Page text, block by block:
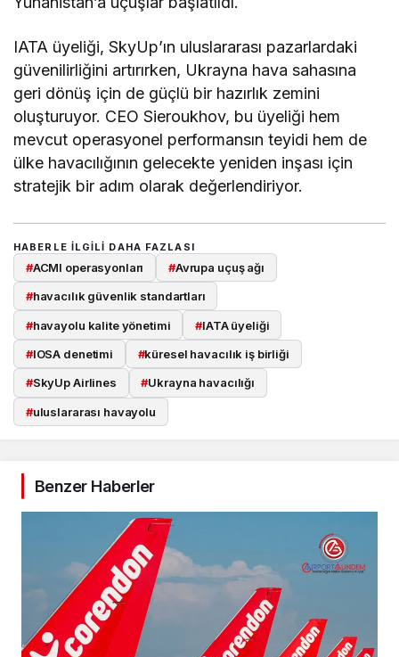
IATA üyeliği, SkyUp’ın uluslararası pazarlardaki
güvenilirliğini artırırken, Ukrayna hava sahasına
geri dönüş için de güçlü bir hazırlık zemini
oluşturuyor. CEO Sieroukhov, bu üyeliği hem
mevcut operasyonel performansın teyidi hem de
ülke havacılığının gelecekte yeniden inşası için
stratejik bir adım olarak değerlendiriyor.
HABERLE ILGILI DAHA FAZLASI
#ACMI operasyonları #Avrupa uçuş ağı
#havacılık güvenlik standartları
#havayolu kalite yönetimi #IATA üyeliği
#IOSA denetimi #küresel havacılık iş birliği
#SkyUp Airlines #Ukrayna havacılığı
#uluslararası havayolu
Benzer Haberler